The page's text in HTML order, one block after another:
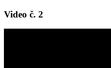
Video č. 2